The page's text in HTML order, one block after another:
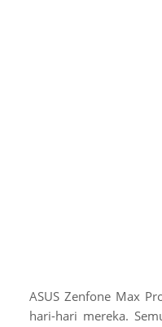
ASUS Zenfone Max
hari-hari mereka.